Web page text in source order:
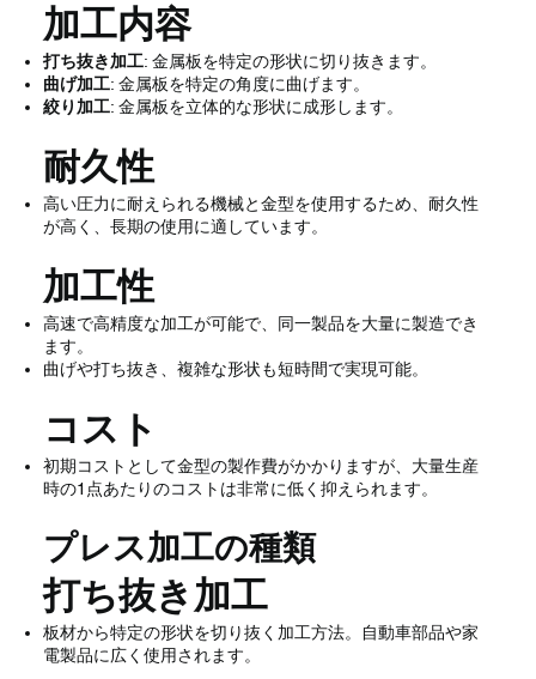
加工内容
打ち抜き加工: 金属板を特定の形状に切り抜きます。
曲げ加工: 金属板を特定の角度に曲げます。
絞り加工: 金属板を立体的な形状に成形します。
耐久性
高い圧力に耐えられる機械と金型を使用するため、耐久性
が高く、長期の使用に適しています。
加工性
高速で高精度な加工が可能で、同一製品を大量に製造でき
ます。
曲げや打ち抜き、複雑な形状も短時間で実現可能。
コスト
初期コストとして金型の製作費がかかりますが、大量生産
時の1点あたりのコストは非常に低く抑えられます。
プレス加工の種類
打ち抜き加工
板材から特定の形状を切り抜く加工方法。自動車部品や家
電製品に広く使用されます。